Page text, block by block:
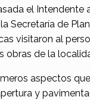
el Intendente
Secretaría de
visitaron al
obras de la
aspectos
y